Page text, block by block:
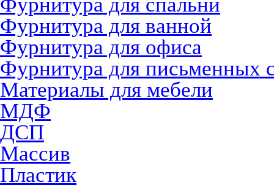
Фурнитура для ванной
Фурнитура для офиса
Фурнитура для письменных
Материалы для мебели
МДФ
ДСП
Массив
Пластик